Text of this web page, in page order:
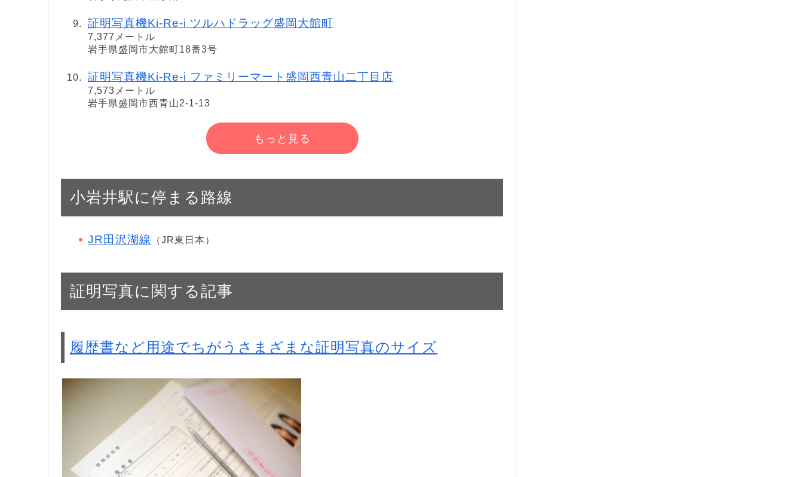
証明写真機Ki-Re-i ツルハドラッグ盛岡大館町
7,377メートル
岩手県盛岡市大館町18番3号
証明写真機Ki-Re-i ファミリーマート盛岡西青山二丁目店
7,573メートル
岩手県盛岡市西青山2-1-13
もっと見る
小岩井駅に停まる路線
JR田沢湖線 （JR東日本）
証明写真に関する記事
履歴書など用途でちがうさまざまな証明写真のサイズ